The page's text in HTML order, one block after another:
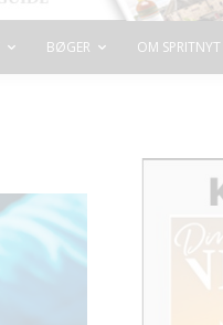
BØGER OM SPRITNYT